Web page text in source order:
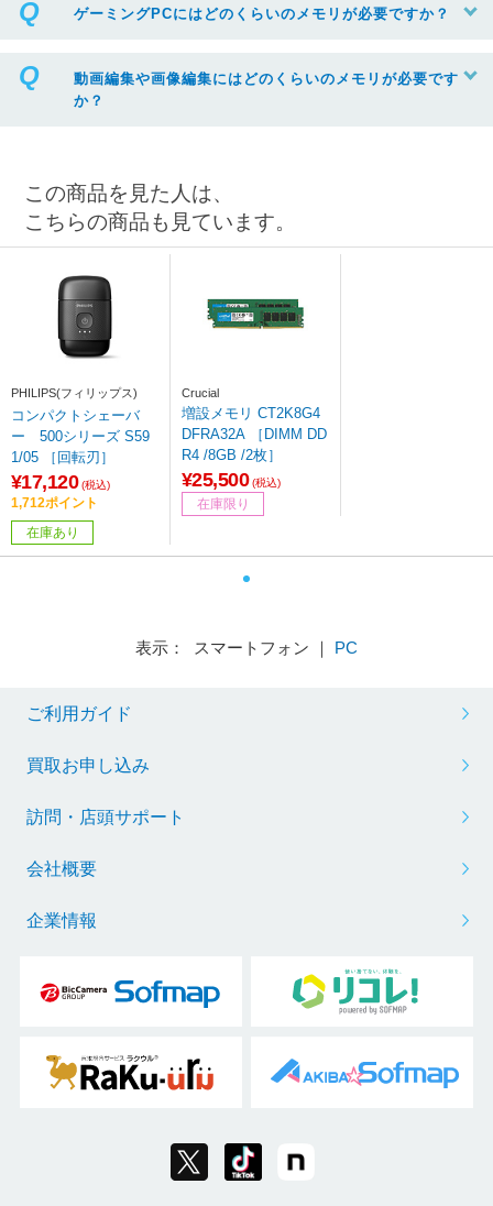
ゲーミングPCにはどのくらいのメモリが必要ですか？
動画編集や画像編集にはどのくらいのメモリが必要です
か？
この商品を見た人は、
こちらの商品も見ています。
PHILIPS(フィリップス)
コンパクトシェーバ
ー 500シリーズ S59
1/05 ［回転刃］
¥17,120 (税込)
1,712ポイント
在庫あり
Crucial
増設メモリ CT2K8G4
DFRA32A ［DIMM DD
R4 /8GB /2枚］
¥25,500 (税込)
在庫限り
表示： スマートフォン ｜ PC
ご利用ガイド
買取お申し込み
訪問・店頭サポート
会社概要
企業情報